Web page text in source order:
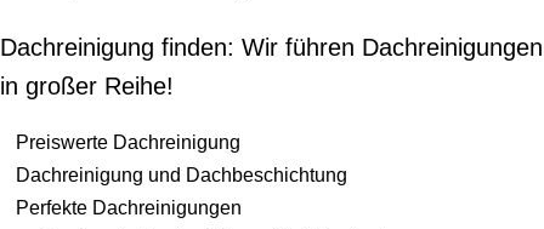
Dachreinigung finden: Wir führen Dachreinigungen
in großer Reihe!
Preiswerte Dachreinigung
Dachreinigung und Dachbeschichtung
Perfekte Dachreinigungen